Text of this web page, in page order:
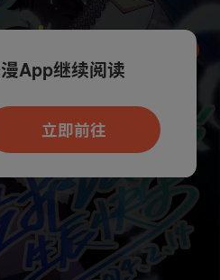
阅读，可打开App新用
天免费看
App继续阅读
立即前往